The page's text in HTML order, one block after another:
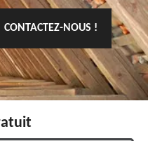
CONTACTEZ-NOUS !